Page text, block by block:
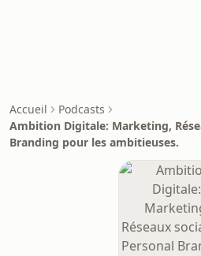
Accueil
Podcasts
Ambition Digitale: Marketing,
Branding pour les ambitieuses.